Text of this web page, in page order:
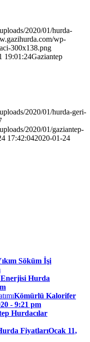
2020/01/hurda-
wp-
300x138.png
19:01:24Gaziantep
2020/01/hurda-geri-
2020/01/gaziantep-
17:42:042020-01-24
Söküm İşi
Enerjisi Hurda
Kömürlü Kalorifer
- 9:21 pm
Hurdacılar
FiyatlarıOcak 11,